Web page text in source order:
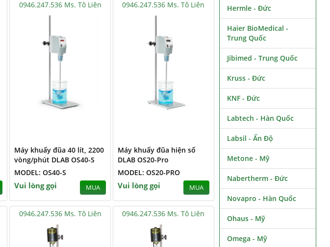
0946.247.536 Ms. Tô Liên
Máy khuấy đũa 40 lít, 2200
vòng/phút DLAB OS40-S
MODEL: OS40-S
Vui lòng gọi MUA
0946.247.536 Ms. Tô Liên
Máy khuấy đũa hiện số
DLAB OS20-Pro
MODEL: OS20-PRO
Vui lòng gọi MUA
0946.247.536 Ms. Tô Liên 0946.247.536 Ms. Tô Liên
Hermle - Đức
Haier BioMedical -
Trung Quốc
Jibimed - Trung Quốc
Kruss - Đức
KNF - Đức
Labtech - Hàn Quốc
Labsil - Ấn Độ
Metone - Mỹ
Nabertherm - Đức
Novapro - Hàn Quốc
Ohaus - Mỹ
Omega - Mỹ